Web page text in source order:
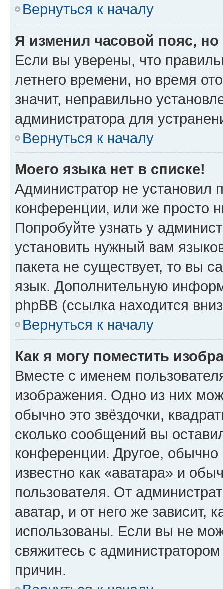
Вернуться к началу
Я изменил часовой пояс,
Если вы уверены, что
летнего времени, но время
значит, неправильно
администратора для
Вернуться к началу
Моего языка нет в списке!
Администратор не установил
конференции, или же просто
Попробуйте узнать у
установить нужный вам
пакета не существует, то вы
язык. Дополнительную
phpBB (ссылка находится
Вернуться к началу
Как я могу поместить
Вместе с именем
изображения. Одно из них
обычно это звёздочки,
сколько сообщений вы
конференции. Другое,
известно как «аватара» и
пользователя. От
аватар, и от него же зависит,
использованы. Если вы не
свяжитесь с
причин.